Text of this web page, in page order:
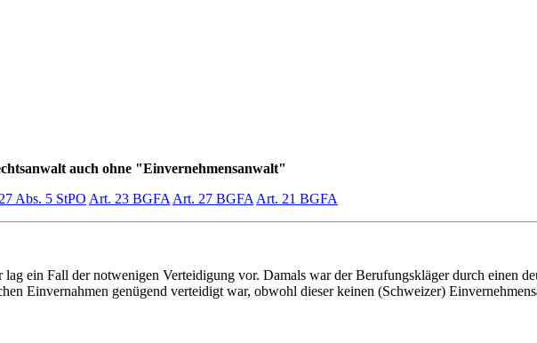
auch ohne "Einvernehmensanwalt"
Abs. 5 StPO Art. 23 BGFAArt. 27 BGFAArt. 21 BGFA
ein Fall der notwenigen Verteidigung vor. Damals war der Berufungskläger durch einen
Einvernahmen genügend verteidigt war, obwohl dieser keinen (Schweizer)